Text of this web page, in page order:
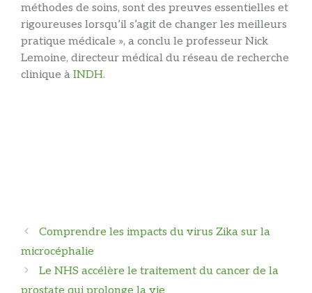
méthodes de soins, sont des preuves essentielles et
rigoureuses lorsqu’il s’agit de changer les meilleurs
pratique médicale », a conclu le professeur Nick
Lemoine, directeur médical du réseau de recherche
clinique à INDH.
Navigation
des
articles
Comprendre les impacts du virus Zika sur la
microcéphalie
Le NHS accélère le traitement du cancer de la